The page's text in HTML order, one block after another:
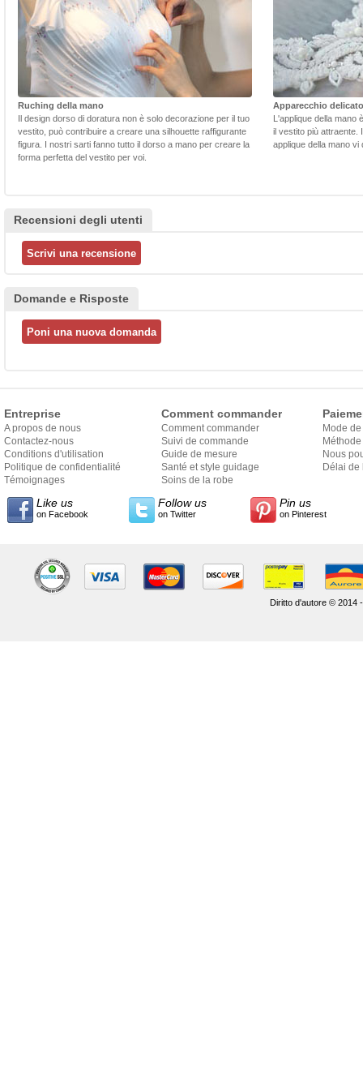
Ruching della mano
Il design dorso di doratura non è solo decorazione per il tuo
vestito, può contribuire a creare una silhouette raffigurante
figura. I nostri sarti fanno tutto il dorso a mano per creare la
forma perfetta del vestito per voi.
Apparecchio delicato
L'applique della mano
il vestito più attraente.
applique della mano
Recensioni degli utenti
Domande e Risposte
Entreprise
A propos de nous
Contactez-nous
Conditions d'utilisation
Politique de confidentialité
Témoignages
Comment commander
Comment commander
Suivi de commande
Guide de mesure
Santé et style guidage
Soins de la robe
Mode
Nous
Délai de
Like us
on Facebook
Follow us
on Twitter
Pin us
on Pinterest
Diritto d'autore © 2014